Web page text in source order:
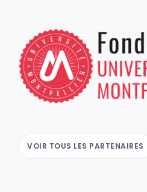
VOIR TOUS LES PARTENAIRES